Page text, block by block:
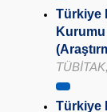
Türkiye
Kurumu
Türkiye